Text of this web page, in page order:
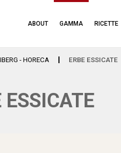
ABOUT GAMMA RICETTE
- HORECA ERBE ESSICATE
ESSICATE